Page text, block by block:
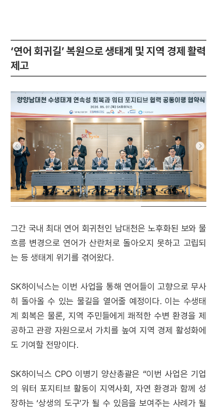
‘연어 회귀길’ 복원으로 생태계 및 지역 경제 활력
제고
그간 국내 최대 연어 회귀천인 남대천은 노후화된 보와 물
흐름 변경으로 연어가 산란처로 돌아오지 못하고 고립되
는 등 생태계 위기를 겪어왔다.
SK하이닉스는 이번 사업을 통해 연어들이 고향으로 무사
히 돌아올 수 있는 물길을 열어줄 예정이다. 이는 수생태
계 회복은 물론, 지역 주민들에게 쾌적한 수변 환경을 제
공하고 관광 자원으로서 가치를 높여 지역 경제 활성화에
도 기여할 전망이다.
SK하이닉스 CPO 이병기 양산총괄은 “이번 사업은 기업
의 워터 포지티브 활동이 지역사회, 자연 환경과 함께 성
장하는 ‘상생의 도구’가 될 수 있음을 보여주는 사례가 될